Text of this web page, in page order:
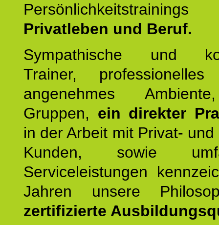
Privatleben und Beruf.
Sympathische und
Trainer, professionelles
angenehmes
Gruppen, ein direkter
in der Arbeit mit Privat-
Kunden, sowie
Serviceleistungen
Jahren unsere
zertifizierte